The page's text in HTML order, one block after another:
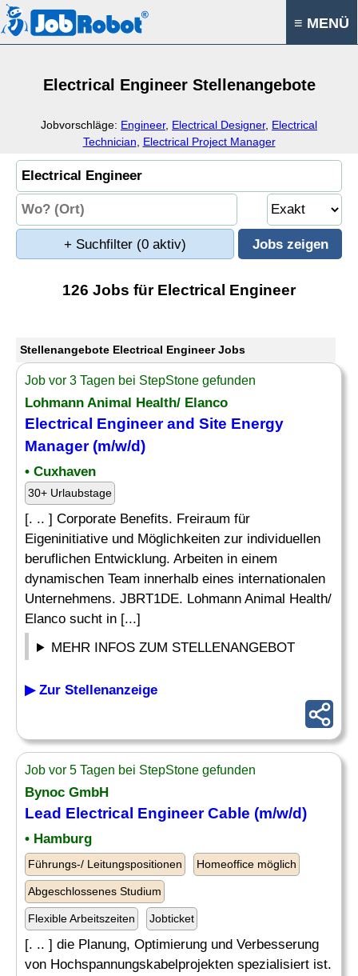
≡ MENÜ
Electrical Engineer Stellenangebote
Jobvorschläge: Engineer, Electrical Designer, Electrical
Technician
Electrical Project Manager
+ Suchfilter (0 aktiv)
126 Jobs für Electrical Engineer
Stellenangebote Electrical Engineer Jobs
Job vor 3 Tagen bei StepStone gefunden
Lohmann Animal Health/ Elanco
Electrical Engineerand Site Energy
Manager (m/w/d)
• Cuxhaven
30+ Urlaubstage
[. .. ] Corporate Benefits. Freiraum für
Eigeninitiative und Möglichkeiten zur individuellen
beruflichen Entwicklung. Arbeiten in einem
dynamischen Team innerhalb eines internationalen
Unternehmens. JBRT1DE. Lohmann Animal Health/
Elanco sucht in [...]
MEHR INFOS ZUM STELLENANGEBOT
▶ Zur Stellenanzeige
Job vor 5 Tagen bei StepStone gefunden
Bynoc GmbH
Lead Electrical EngineerCable (m/w/d)
• Hamburg
Führungs-/ Leitungspositionen Homeoffice möglich
Abgeschlossenes Studium
Flexible Arbeitszeiten Jobticket
[. .. ] die Planung, Optimierung und Verbesserung
von Hochspannungskabelprojekten spezialisiert ist.